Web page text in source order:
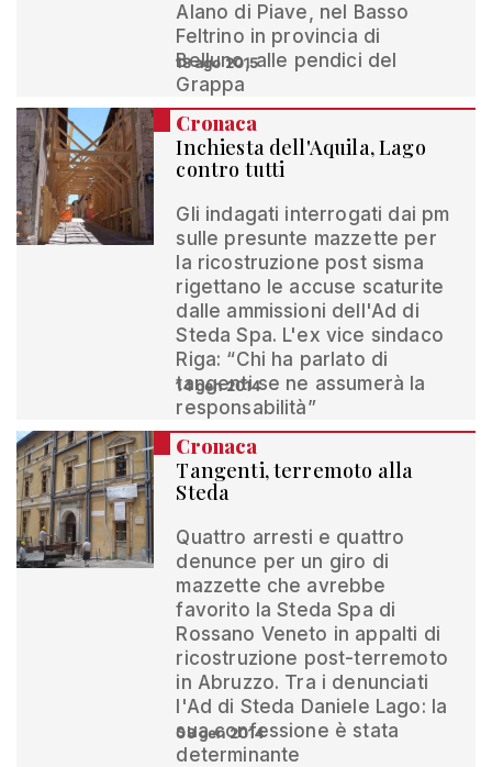
Alano di Piave, nel Basso
Feltrino in provincia di
Belluno, alle pendici del
Grappa
18 ago 2015
Cronaca
Inchiesta dell'Aquila, Lago
contro tutti
Gli indagati interrogati dai pm
sulle presunte mazzette per
la ricostruzione post sisma
rigettano le accuse scaturite
dalle ammissioni dell'Ad di
Steda Spa. L'ex vice sindaco
Riga: “Chi ha parlato di
tangenti se ne assumerà la
responsabilità”
14 gen 2014
Cronaca
Tangenti, terremoto alla
Steda
Quattro arresti e quattro
denunce per un giro di
mazzette che avrebbe
favorito la Steda Spa di
Rossano Veneto in appalti di
ricostruzione post-terremoto
in Abruzzo. Tra i denunciati
l'Ad di Steda Daniele Lago: la
sua confessione è stata
determinante
08 gen 2014